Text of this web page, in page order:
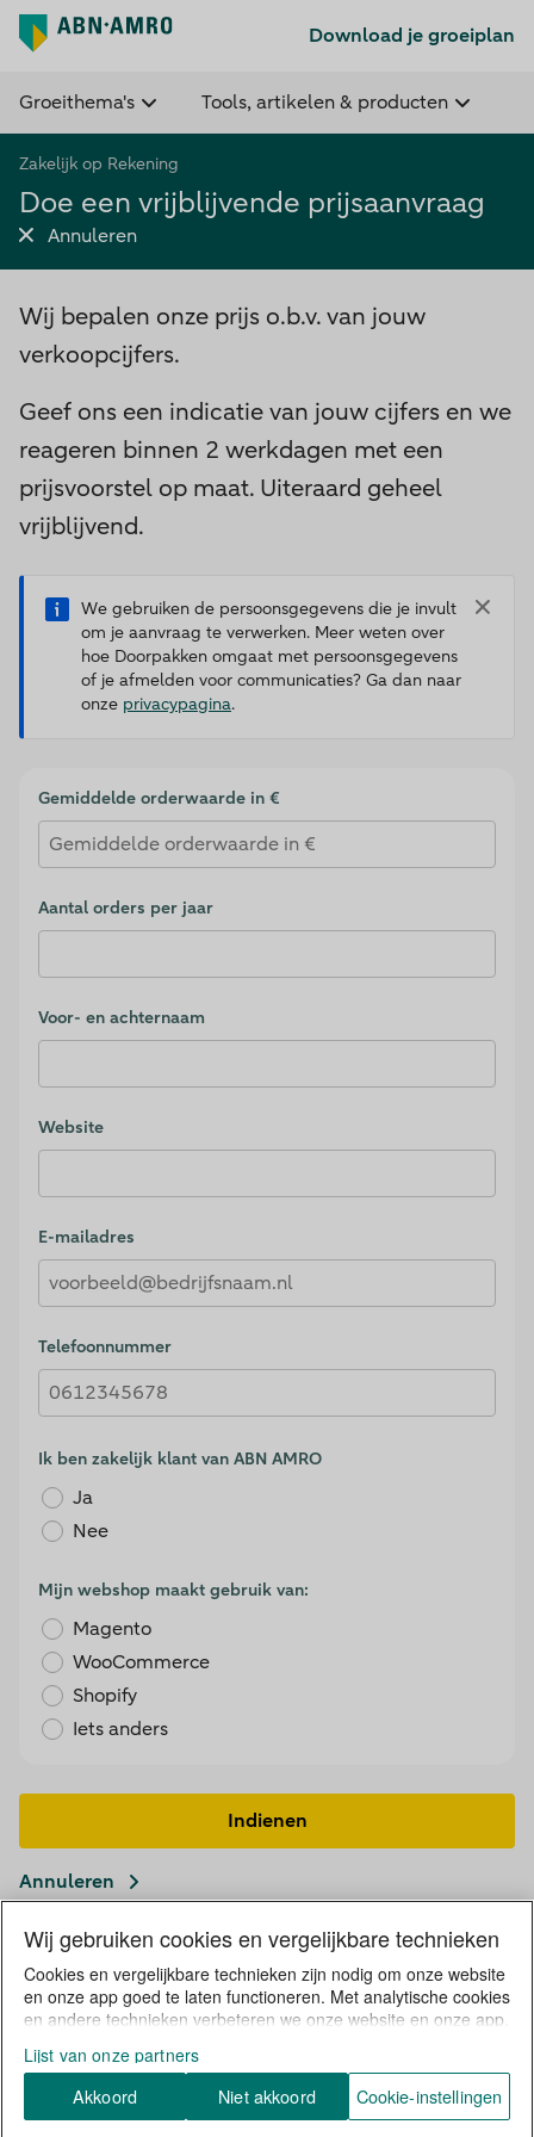
Download je groeiplan
Groeithema's Tools, artikelen & producten
Zakelijk op Rekening
Doe een vrijblijvende prijsaanvraag
Annuleren
Wij bepalen onze prijs o.b.v. van jouw
verkoopcijfers.
Geef ons een indicatie van jouw cijfers en we
reageren binnen 2 werkdagen met een
prijsvoorstel op maat. Uiteraard geheel
vrijblijvend.
We gebruiken de persoonsgegevens die je invult
om je aanvraag te verwerken. Meer weten over
hoe Doorpakken omgaat met persoonsgegevens
of je afmelden voor communicaties? Ga dan naar
onze privacypagina.
Gemiddelde orderwaarde in €
Aantal orders per jaar
Voor- en achternaam
Website
E-mailadres
Telefoonnummer
Ik ben zakelijk klant van ABN AMRO
Ja
Nee
Mijn webshop maakt gebruik van:
Magento
WooCommerce
Shopify
Iets anders
Indienen
Annuleren
Privacystatement ABN AMRO en cookies
Privacy pagina Doorpakken
Disclaimer
© ABN AMRO Bank N.V.
Wij gebruiken cookies en vergelijkbare technieken
Cookies en vergelijkbare technieken zijn nodig om onze website
en onze app goed te laten functioneren. Met analytische cookies
en andere technieken verbeteren we onze website en onze app.
informatie over jou. Wij volgen jouw internetgedrag binnen, en
mogelijk ook buiten onze website aan de hand van unieke
identificatoren, zoals je IP-adres en een versleuteld e-mailadres
Lijst van onze partners
Akkoord Niet akkoord Cookie-instellingen